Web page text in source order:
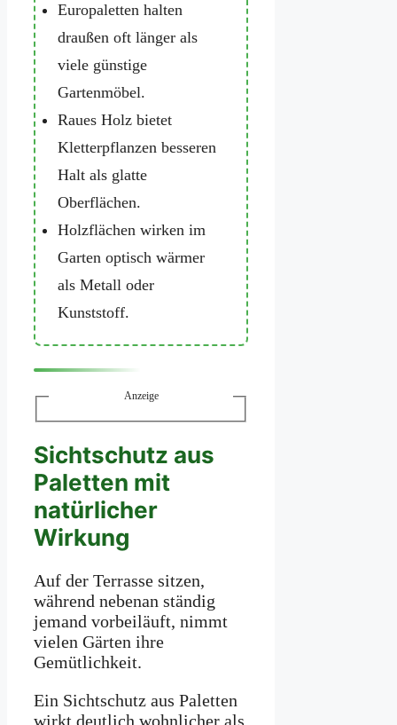
Europaletten halten
draußen oft länger als
viele günstige
Gartenmöbel.
Raues Holz bietet
Kletterpflanzen besseren
Halt als glatte
Oberflächen.
Holzflächen wirken im
Garten optisch wärmer
als Metall oder
Kunststoff.
Anzeige
Sichtschutz aus
Paletten mit
natürlicher
Wirkung
Auf der Terrasse sitzen,
während nebenan ständig
jemand vorbeiläuft, nimmt
vielen Gärten ihre
Gemütlichkeit.
Ein Sichtschutz aus Paletten
wirkt deutlich wohnlicher als